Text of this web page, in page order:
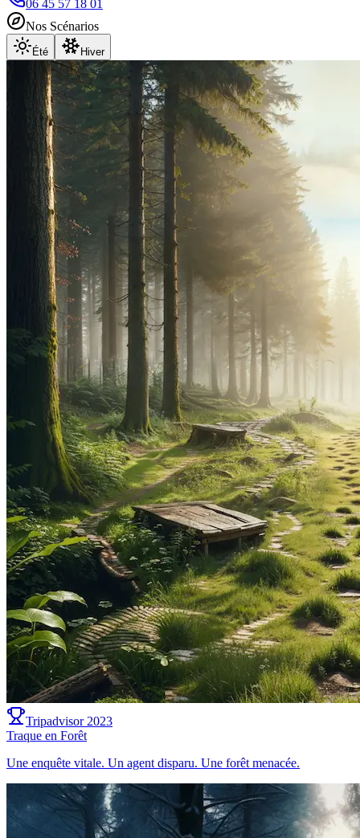
06 45 57 18 01
Nos Scénarios
Été Hiver
Tripadvisor 2023
Traque en Forêt
Une enquête vitale. Un agent disparu. Une forêt menacée.